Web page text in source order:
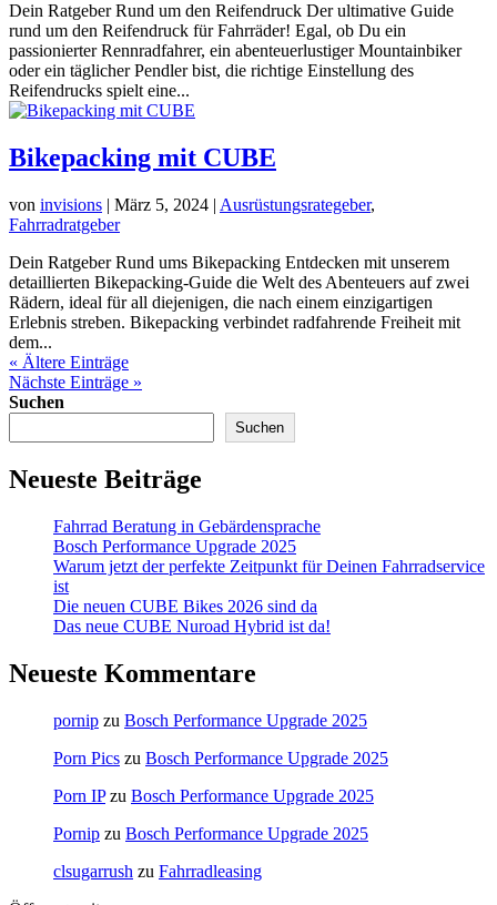
Dein Ratgeber Rund um den Reifendruck Der ultimative Guide
rund um den Reifendruck für Fahrräder! Egal, ob Du ein
passionierter Rennradfahrer, ein abenteuerlustiger Mountainbiker
oder ein täglicher Pendler bist, die richtige Einstellung des
Reifendrucks spielt eine...
Bikepacking mit CUBE
von invisions | März 5, 2024 | Ausrüstungsrategeber,
Fahrradratgeber
Dein Ratgeber Rund ums Bikepacking Entdecken mit unserem
detaillierten Bikepacking-Guide die Welt des Abenteuers auf zwei
Rädern, ideal für all diejenigen, die nach einem einzigartigen
Erlebnis streben. Bikepacking verbindet radfahrende Freiheit mit
dem...
« Ältere Einträge
Nächste Einträge »
Suchen
Suchen
Neueste Beiträge
Fahrrad Beratung in Gebärdensprache
Bosch Performance Upgrade 2025
Warum jetzt der perfekte Zeitpunkt für Deinen Fahrradservice
ist
Die neuen CUBE Bikes 2026 sind da
Das neue CUBE Nuroad Hybrid ist da!
Neueste Kommentare
pornip zu Bosch Performance Upgrade 2025
Porn Pics zu Bosch Performance Upgrade 2025
Porn IPzu Bosch Performance Upgrade 2025
Pornip zu Bosch Performance Upgrade 2025
clsugarrush zu Fahrradleasing